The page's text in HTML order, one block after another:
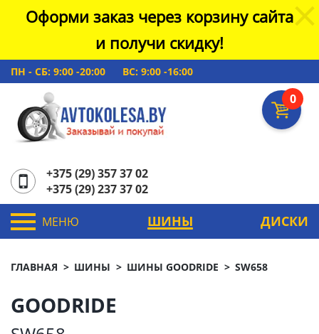
Оформи заказ через корзину сайта
и получи скидку!
ПН - СБ: 9:00 -20:00 ВС: 9:00 -16:00
0
+375 (29) 357 37 02
+375 (29) 237 37 02
МЕНЮ ШИНЫ ДИСКИ
ГЛАВНАЯ ШИНЫ ШИНЫ GOODRIDE SW658
GOODRIDE